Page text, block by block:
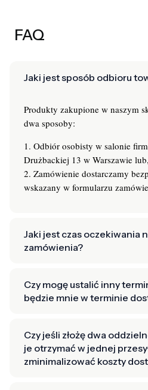
FAQ
Jaki jest sposób odbioru
Produkty zakupione w naszym
dwa sposoby:
1. Odbiór osobisty w salonie
Drużbackiej 13 w Warszawie lub,
2. Zamówienie dostarczamy
wskazany w formularzu
Jaki jest czas oczekiwania
zamówienia?
Czy mogę ustalić inny
będzie mnie w terminie
Czy jeśli złożę dwa
je otrzymać w jednej
zminimalizować koszty